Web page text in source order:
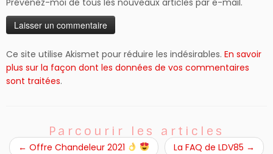
Ce site utilise Akismet pour réduire les indésirables. En savoir
plus sur la façon dont les données de vos commentaires
sont traitées.
Parcourir les articles
← Offre Chandeleur 2021 La FAQ de LDV85 →